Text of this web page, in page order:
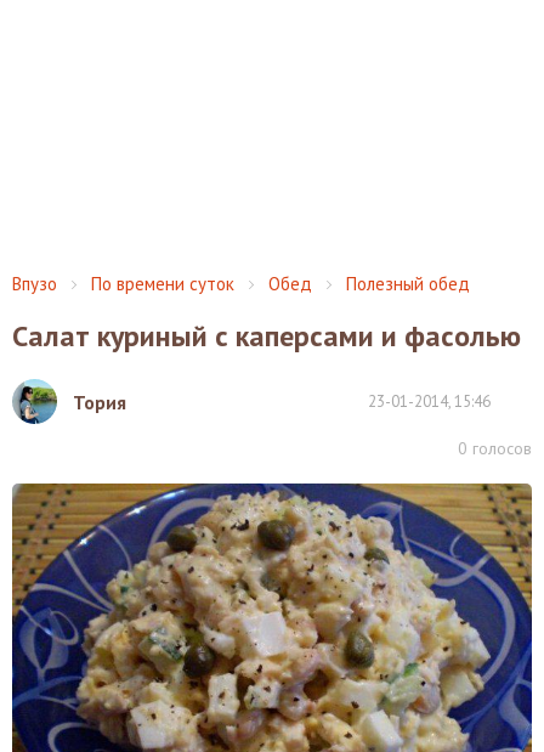
Впузо По времени суток Обед Полезный обед
Салат куриный с каперсами и фасолью
Тория 23-01-2014, 15:46
0 голосов